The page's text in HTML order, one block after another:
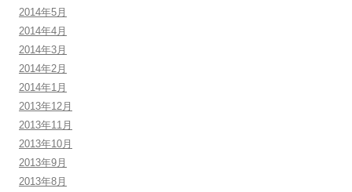
2014年5月
2014年4月
2014年3月
2014年2月
2014年1月
2013年12月
2013年11月
2013年10月
2013年9月
2013年8月